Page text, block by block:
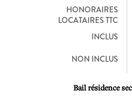
HONORAIRES
LOCATAIRES TTC
INCLUS
NON INCLUS
Bail résidence